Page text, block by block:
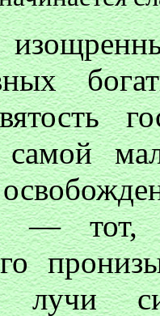
самой
тот,
лучи